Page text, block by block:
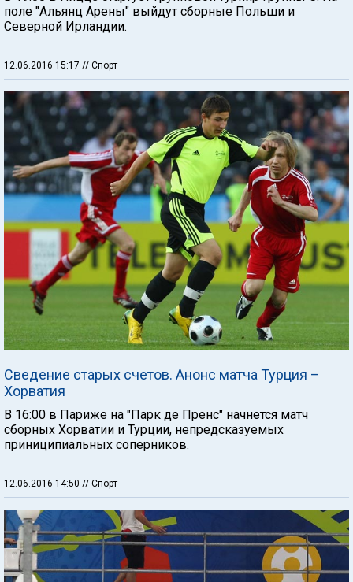
поле "Альянц Арены" выйдут сборные Польши и
Северной Ирландии.
12.06.2016 15:17 // Спорт
Сведение старых счетов. Анонс матча Турция –
Хорватия
В 16:00 в Париже на "Парк де Пренс" начнется матч
сборных Хорватии и Турции, непредсказуемых
приниципиальных соперников.
12.06.2016 14:50 // Спорт